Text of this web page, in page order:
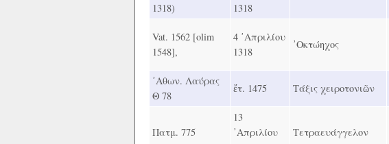
1318)
1318
Vat. 1562 [olim
1548],
4 ᾿Απριλίου
1318
᾿Οκτώηχος
᾿Αθων. Λαύρας
Θ 78
ἔτ. 1475 Τάξις χειροτονιῶν
Πατμ. 775
13
᾿Απριλίου
Τετραευάγγελον